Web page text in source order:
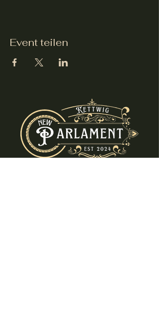
Event teilen